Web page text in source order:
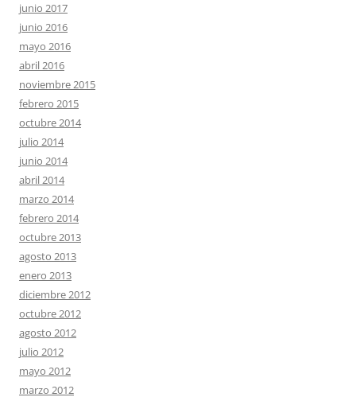
junio 2017
junio 2016
mayo 2016
abril 2016
noviembre 2015
febrero 2015
octubre 2014
julio 2014
junio 2014
abril 2014
marzo 2014
febrero 2014
octubre 2013
agosto 2013
enero 2013
diciembre 2012
octubre 2012
agosto 2012
julio 2012
mayo 2012
marzo 2012